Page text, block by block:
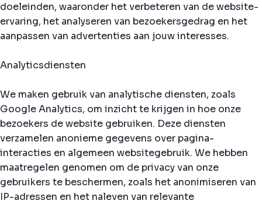
doeleinden, waaronder het verbeteren van de website-
ervaring, het analyseren van bezoekersgedrag en het
aanpassen van advertenties aan jouw interesses.
Analyticsdiensten
We maken gebruik van analytische diensten, zoals
Google Analytics, om inzicht te krijgen in hoe onze
bezoekers de website gebruiken. Deze diensten
verzamelen anonieme gegevens over pagina-
interacties en algemeen websitegebruik. We hebben
maatregelen genomen om de privacy van onze
gebruikers te beschermen, zoals het anonimiseren van
IP-adressen en het naleven van relevante